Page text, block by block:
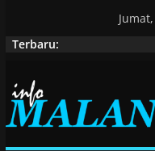
Terbaru: